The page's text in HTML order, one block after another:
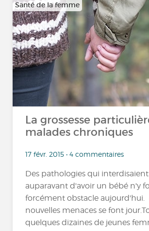
Santé de la femme
La grossesse
malades chroniques
17 févr. 2015 • 4 commentaires
Des pathologies qui interdisaient
auparavant d'avoir un bébé n'y
forcément obstacle aujourd'hui.
nouvelles menaces se font
quelques dizaines de jeunes